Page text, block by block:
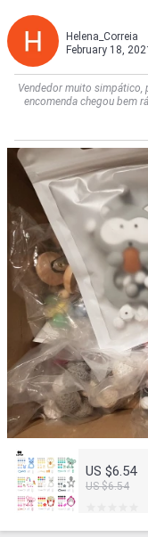
Helena_Correia
February 18,
Vendedor muito
encomenda chegou bem
US $6.54
US $6.54